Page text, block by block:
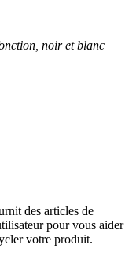
noir et blanc
des articles de
pour vous aider
votre produit.